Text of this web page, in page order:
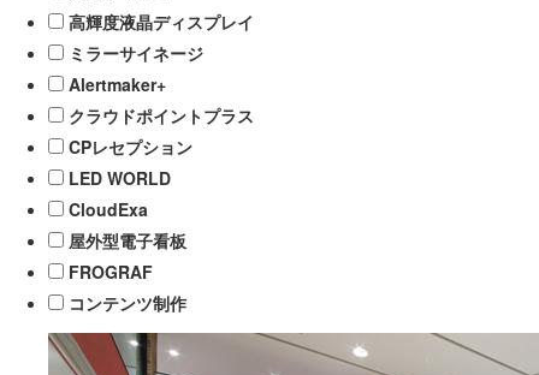
高輝度液晶ディスプレイ
ミラーサイネージ
Alertmaker+
クラウドポイントプラス
CPレセプション
LED WORLD
CloudExa
屋外型電子看板
FROGRAF
コンテンツ制作